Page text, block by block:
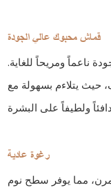
قماش محبوك عالي الجودة
ناعماً ومريحاً للغاية.
حيث يتلاءم بسهولة مع
رغوة عادية
مما يوفر سطح نوم